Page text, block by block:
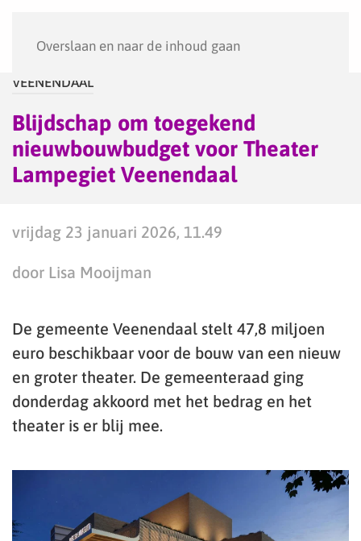
Overslaan en naar de inhoud gaan
VEENENDAAL
Blijdschap om toegekend
nieuwbouwbudget voor Theater
Lampegiet Veenendaal
vrijdag 23 januari 2026, 11.49
door Lisa Mooijman
De gemeente Veenendaal stelt 47,8 miljoen
euro beschikbaar voor de bouw van een nieuw
en groter theater. De gemeenteraad ging
donderdag akkoord met het bedrag en het
theater is er blij mee.